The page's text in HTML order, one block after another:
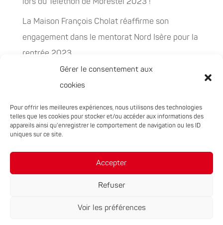
Gérer le consentement aux
cookies
Pour offrir les meilleures expériences, nous utilisons des technologies
telles que les cookies pour stocker et/ou accéder aux informations des
appareils ainsi qu'enregistrer le comportement de navigation ou les ID
uniques sur ce site.
Accepter
Refuser
Voir les préférences
La Maison François Cholat réaffirme son
engagement dans le mentorat Nord Isère pour la
rentrée 2023
La Maison François Cholat accueil et participe à
la préservation des espaces naturels sensibles
PEPITES, la nouvelle filière chanvre en
Auvergne-Rhône-Alpes